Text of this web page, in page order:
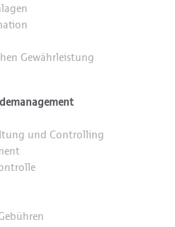
Gewährleistung
und Controlling